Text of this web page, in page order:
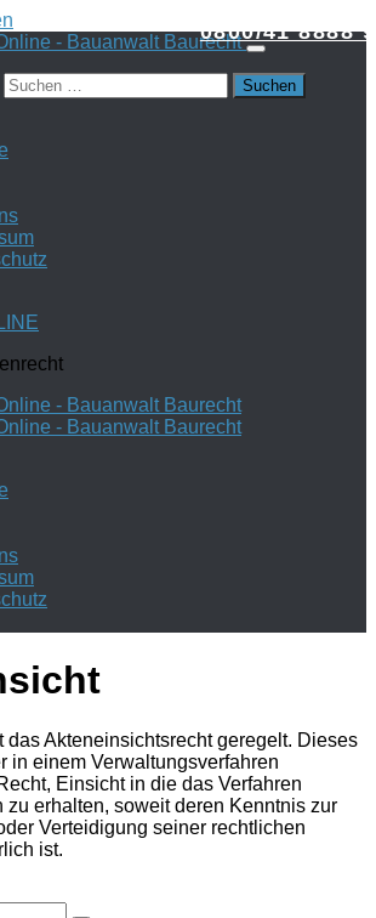
0800/41 8888 9
das Akteneinsichtsrecht geregelt. Dieses
in einem Verwaltungsverfahren
Einsicht in die das Verfahren
zu erhalten, soweit deren Kenntnis zur
Verteidigung seiner rechtlichen
ist.